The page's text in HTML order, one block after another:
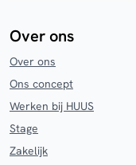
Over ons
Over ons
Ons concept
Werken bij HUUS
Stage
Zakelijk